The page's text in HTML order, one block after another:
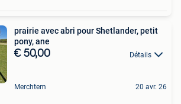
prairie avec abri pour Shetlander, petit
pony, ane
€ 50,00 Détails
Merchtem 20 avr. 26